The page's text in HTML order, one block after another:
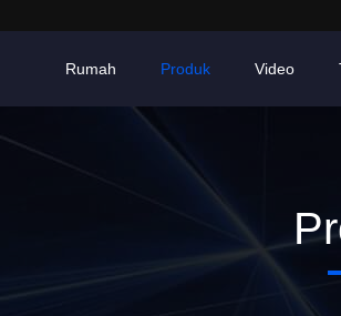
Rumah Produk Video